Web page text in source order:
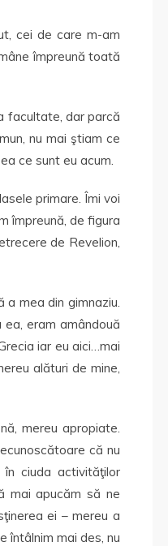
cei de care m-am
împreună toată
facultate, dar parcă
nu mai ştiam ce
ce sunt eu acum.
primare. Îmi voi
împreună, de figura
de Revelion,
mea din gimnaziu.
eram amândouă
iar eu aici…mai
alături de mine,
mereu apropiate.
că nu
ciuda activităţilor
mai apucăm să ne
ei – mereu a
întâlnim mai des, nu